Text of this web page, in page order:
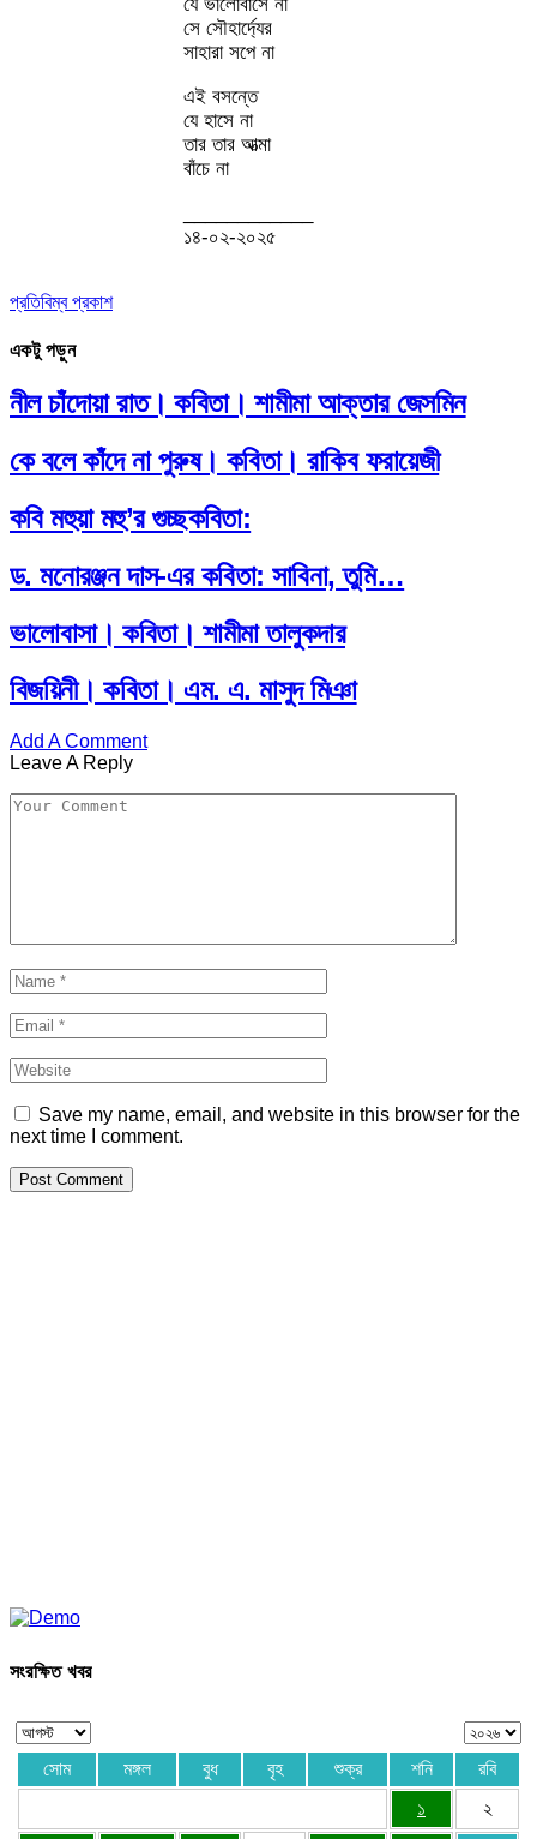
যে ভালোবাসে না
সে সৌহার্দ্যের
সাহারা সপে না
এই বসন্তে
যে হাসে না
তার তার আত্মা
বাঁচে না
১৪-০২-২০২৫
প্রতিবিম্ব প্রকাশ
একটু পড়ুন
নীল চাঁদোয়া রাত। কবিতা। শামীমা আক্তার জেসমিন
কে বলে কাঁদে না পুরুষ। কবিতা। রাকিব ফরায়েজী
কবি মহুয়া মহু’র গুচ্ছকবিতা:
ড. মনোরঞ্জন দাস-এর কবিতা: সাবিনা, তুমি…
ভালোবাসা। কবিতা। শামীমা তালুকদার
বিজয়িনী। কবিতা। এম. এ. মাসুদ মিঞা
Add A Comment
Leave A Reply
Save my name, email, and website in this browser for the
next time I comment.
সংরক্ষিত খবর
সোম মঙ্গল বুধ বৃহ শুক্র শনি
রবি
১
২